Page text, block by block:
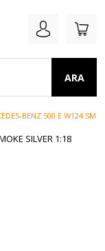
ARA
BENZ 500 E W124